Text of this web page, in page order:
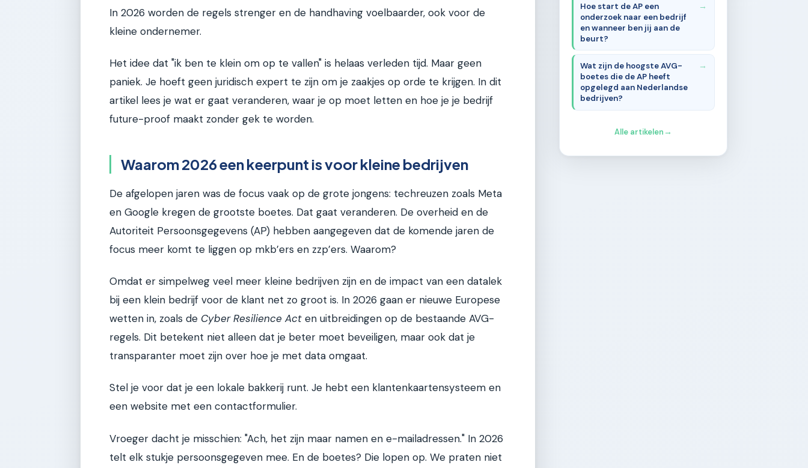
In 2026 worden de regels strenger en de handhaving voelbaarder, ook voor de
kleine ondernemer.
Het idee dat "ik ben te klein om op te vallen" is helaas verleden tijd. Maar geen
paniek. Je hoeft geen juridisch expert te zijn om je zaakjes op orde te krijgen. In dit
artikel lees je wat er gaat veranderen, waar je op moet letten en hoe je je bedrijf
future-proof maakt zonder gek te worden.
Waarom 2026 een keerpunt is voor kleine bedrijven
De afgelopen jaren was de focus vaak op de grote jongens: techreuzen zoals Meta
en Google kregen de grootste boetes. Dat gaat veranderen. De overheid en de
Autoriteit Persoonsgegevens (AP) hebben aangegeven dat de komende jaren de
focus meer komt te liggen op mkb’ers en zzp’ers. Waarom?
Omdat er simpelweg veel meer kleine bedrijven zijn en de impact van een datalek
bij een klein bedrijf voor de klant net zo groot is. In 2026 gaan er nieuwe Europese
wetten in, zoals de Cyber Resilience Act en uitbreidingen op de bestaande AVG-
regels. Dit betekent niet alleen dat je beter moet beveiligen, maar ook dat je
transparanter moet zijn over hoe je met data omgaat.
Stel je voor dat je een lokale bakkerij runt. Je hebt een klantenkaartensysteem en
een website met een contactformulier.
Vroeger dacht je misschien: "Ach, het zijn maar namen en e-mailadressen." In 2026
telt elk stukje persoonsgegeven mee. En de boetes? Die lopen op. We praten niet
Hoe start de AP een
onderzoek naar een bedrijf
en wanneer ben jij aan de
beurt?
Wat zijn de hoogste AVG-
boetes die de AP heeft
opgelegd aan Nederlandse
bedrijven?
Alle artikelen